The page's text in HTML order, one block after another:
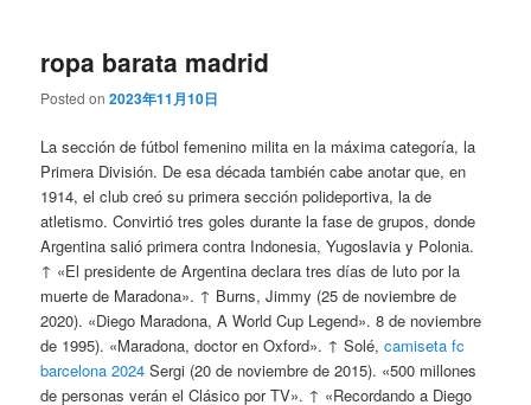
ropa barata madrid
Posted on2023年11月10日
La sección de fútbol femenino milita en la máxima categoría, la
Primera División. De esa década también cabe anotar que, en
1914, el club creó su primera sección polideportiva, la de
atletismo. Convirtió tres goles durante la fase de grupos, donde
Argentina salió primera contra Indonesia, Yugoslavia y Polonia.
↑ «El presidente de Argentina declara tres días de luto por la
muerte de Maradona». ↑ Burns, Jimmy (25 de noviembre de
2020). «Diego Maradona, A World Cup Legend». 8 de noviembre
de 1995). «Maradona, doctor en Oxford». ↑ Solé,camiseta fc
barcelona 2024 Sergi (20 de noviembre de 2015). «500 millones
de personas verán el Clásico por TV». ↑ «Recordando a Diego